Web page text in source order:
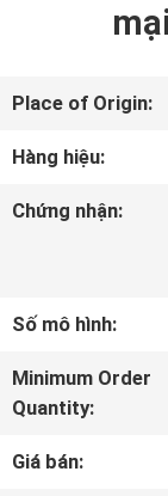
VIDEO
CHÚNG
CHUYẾN
THAM
QUAN
Place of Origin:
Hàng hiệu:
Chứng nhận:
Số mô hình:
Minimum Order
Quantity:
Giá bán: